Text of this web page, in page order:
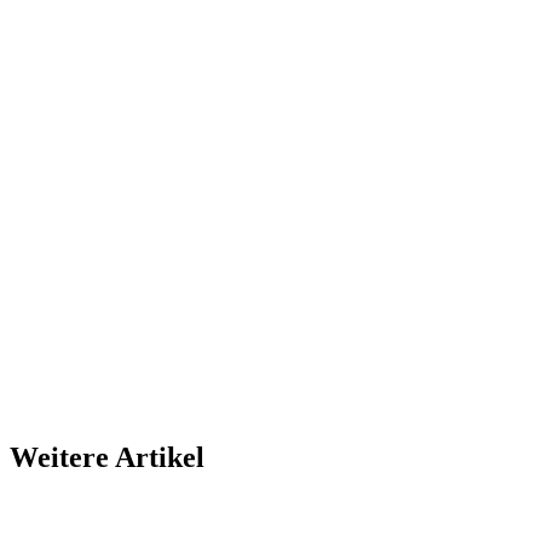
Weitere Artikel